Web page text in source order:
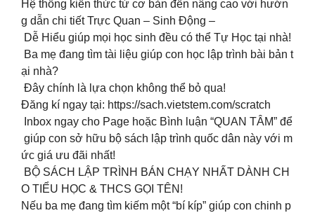
Hệ thống kiến thức từ cơ bản đến nâng cao với hướn
g dẫn chi tiết Trực Quan – Sinh Động –
Dễ Hiểu giúp mọi học sinh đều có thể Tự Học tại nhà!
‍‍‍ Ba mẹ đang tìm tài liệu giúp con học lập trình bài bản t
ại nhà?
Đây chính là lựa chọn không thể bỏ qua!
Đăng kí ngay tại: https://sach.vietstem.com/scratch
Inbox ngay cho Page hoặc Bình luận “QUAN TÂM” để
giúp con sở hữu bộ sách lập trình quốc dân này với m
ức giá ưu đãi nhất!
BỘ SÁCH LẬP TRÌNH BÁN CHẠY NHẤT DÀNH CH
O TIỂU HỌC & THCS GỌI TÊN!
Nếu ba mẹ đang tìm kiếm một “bí kíp” giúp con chinh p